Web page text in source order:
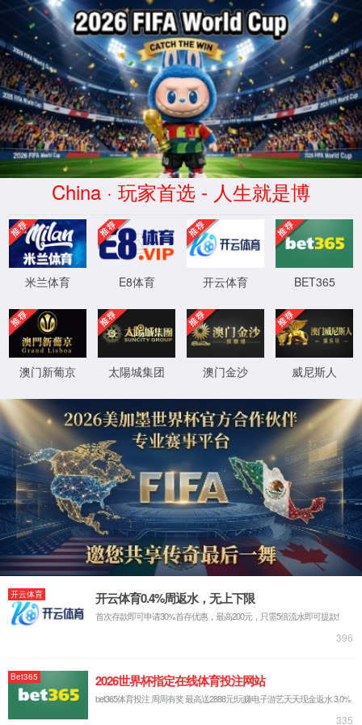
2025-2026学年校历
时间：2025-05-19
设置
足球数据网站2025-2026学年校历.pdf